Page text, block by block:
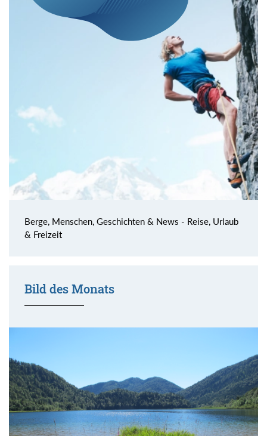
Berge, Menschen, Geschichten & News - Reise, Urlaub
& Freizeit
Bild des Monats